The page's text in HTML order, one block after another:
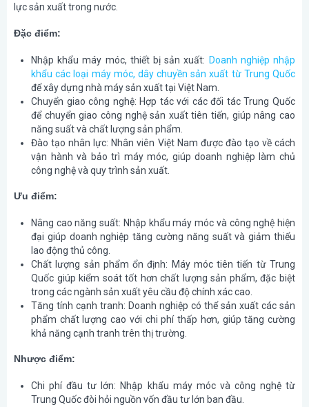
lực sản xuất trong nước.
Đặc điểm:
Nhập khẩu máy móc, thiết bị sản xuất: Doanh nghiệp nhập
khẩu các loại máy móc, dây chuyền sản xuất từ Trung Quốc
để xây dựng nhà máy sản xuất tại Việt Nam.
Chuyển giao công nghệ: Hợp tác với các đối tác Trung Quốc
để chuyển giao công nghệ sản xuất tiên tiến, giúp nâng cao
năng suất và chất lượng sản phẩm.
Đào tạo nhân lực: Nhân viên Việt Nam được đào tạo về cách
vận hành và bảo trì máy móc, giúp doanh nghiệp làm chủ
công nghệ và quy trình sản xuất.
Ưu điểm:
Nâng cao năng suất: Nhập khẩu máy móc và công nghệ hiện
đại giúp doanh nghiệp tăng cường năng suất và giảm thiểu
lao động thủ công.
Chất lượng sản phẩm ổn định: Máy móc tiên tiến từ Trung
Quốc giúp kiểm soát tốt hơn chất lượng sản phẩm, đặc biệt
trong các ngành sản xuất yêu cầu độ chính xác cao.
Tăng tính cạnh tranh: Doanh nghiệp có thể sản xuất các sản
phẩm chất lượng cao với chi phí thấp hơn, giúp tăng cường
khả năng cạnh tranh trên thị trường.
Nhược điểm:
Chi phí đầu tư lớn: Nhập khẩu máy móc và công nghệ từ
Trung Quốc đòi hỏi nguồn vốn đầu tư lớn ban đầu.